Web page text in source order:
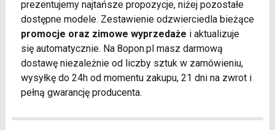
prezentujemy najtańsze propozycje, niżej pozostałe
dostępne modele. Zestawienie odzwierciedla bieżące
promocje oraz zimowe wyprzedaże i aktualizuje
się automatycznie. Na 8opon.pl masz darmową
dostawę niezależnie od liczby sztuk w zamówieniu,
wysyłkę do 24h od momentu zakupu, 21 dni na zwrot i
pełną gwarancję producenta.